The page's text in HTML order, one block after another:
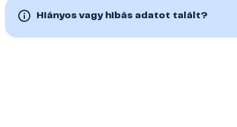
Hiányos vagy hibás adatot talált?